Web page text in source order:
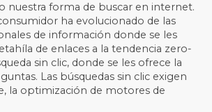
nuestra forma de buscar en internet.
ha evolucionado de las
de información donde se les
de enlaces a la tendencia zero-
sin clic, donde se les ofrece la
Las búsquedas sin clic exigen
la optimización de motores de